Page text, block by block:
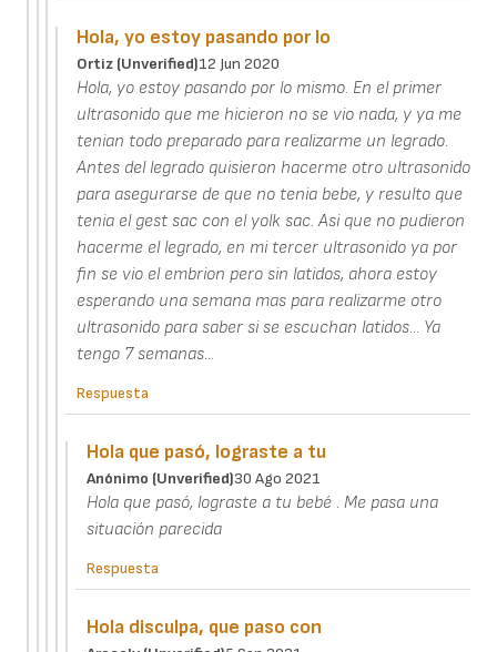
Hola, yo estoy pasando por lo
Ortiz (unverified)12 Jun 2020
Hola, yo estoy pasando por lo mismo. En el primer
ultrasonido que me hicieron no se vio nada, y ya me
tenian todo preparado para realizarme un legrado.
Antes del legrado quisieron hacerme otro ultrasonido
para asegurarse de que no tenia bebe, y resulto que
tenia el gest sac con el yolk sac. Asi que no pudieron
hacerme el legrado, en mi tercer ultrasonido ya por
fin se vio el embrion pero sin latidos, ahora estoy
esperando una semana mas para realizarme otro
ultrasonido para saber si se escuchan latidos... Ya
tengo 7 semanas...
Respuesta
Hola que pasó, lograste a tu
Anónimo (unverified)30 Ago 2021
Hola que pasó, lograste a tu bebé . Me pasa una
situación parecida
Respuesta
Hola disculpa, que paso con